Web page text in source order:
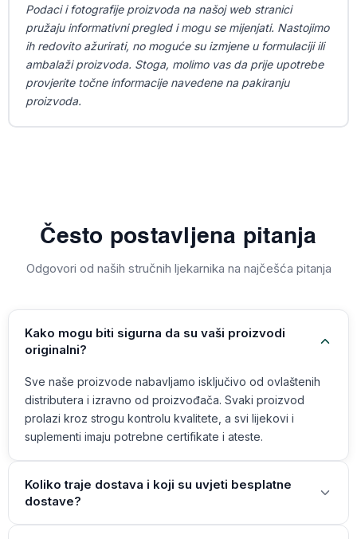
Podaci i fotografije proizvoda na našoj web stranici
pružaju informativni pregled i mogu se mijenjati. Nastojimo
ih redovito ažurirati, no moguće su izmjene u formulaciji ili
ambalaži proizvoda. Stoga, molimo vas da prije upotrebe
provjerite točne informacije navedene na pakiranju
proizvoda.
Često postavljena pitanja
Odgovori od naših stručnih ljekarnika na najčešća pitanja
Kako mogu biti sigurna da su vaši proizvodi
originalni?
Sve naše proizvode nabavljamo isključivo od ovlaštenih
distributera i izravno od proizvođača. Svaki proizvod
prolazi kroz strogu kontrolu kvalitete, a svi lijekovi i
suplementi imaju potrebne certifikate i ateste.
Koliko traje dostava i koji su uvjeti besplatne
dostave?